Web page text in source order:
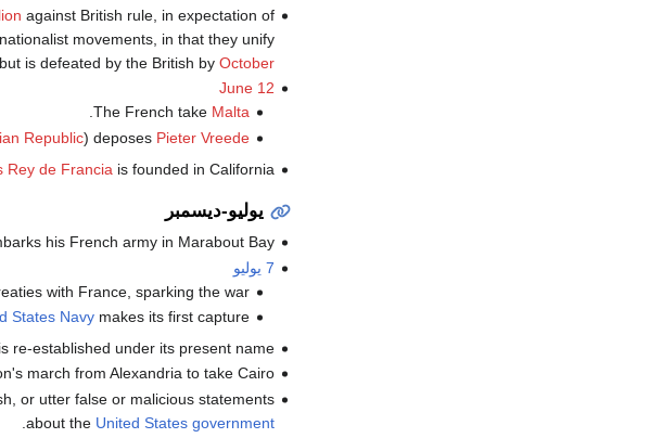
against British rule, in expectation of
movements, in that they unify
is defeated by the British by October
June 12
The French take Malta
.
Republic) deposes Pieter Vreede
Rey de Francia is founded in California.
يوليو-ديسمبر
his French army in Marabout Bay.
7 يوليو
with France, sparking the war.
States Navy makes its first capture.
re-established under its present name.
march from Alexandria to take Cairo.
or utter false or malicious statements
about the United States government